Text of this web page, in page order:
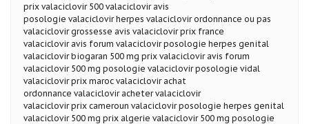
prix valaciclovir 500 valaciclovir avis
posologie valaciclovir herpes valaciclovir ordonnance ou pas
valaciclovir grossesse avis valaciclovir prix france
valaciclovir avis forum valaciclovir posologie herpes genital
valaciclovir biogaran 500 mg prix valaciclovir avis forum
valaciclovir 500 mg posologie valaciclovir posologie vidal
valaciclovir prix maroc valaciclovir achat
ordonnance valaciclovir acheter valaciclovir
valaciclovir prix cameroun valaciclovir posologie herpes genital
valaciclovir 500 mg prix algerie valaciclovir 500 mg posologie